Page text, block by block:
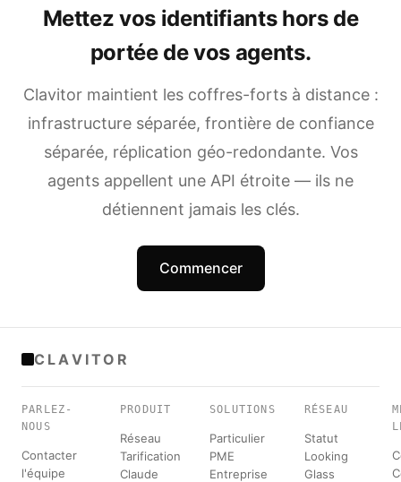
Mettez vos identifiants hors de
portée de vos agents.
Clavitor maintient les coffres-forts à distance :
infrastructure séparée, frontière de confiance
séparée, réplication géo-redondante. Vos
agents appellent une API étroite — ils ne
détiennent jamais les clés.
Commencer
CLAVITOR
PARLEZ-
NOUS
Contacter
l'équipe
PRODUIT
Réseau
Tarification
Claude
SOLUTIONS
Particulier
PME
Entreprise
RÉSEAU
Statut
Looking
Glass